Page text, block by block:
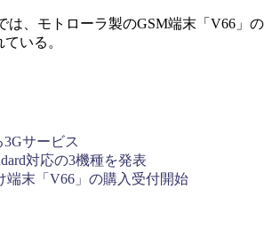
、モトローラ製のGSM端末「V66」
いる。
サービス
対応の3機種を発表
端末「V66」の購入受付開始